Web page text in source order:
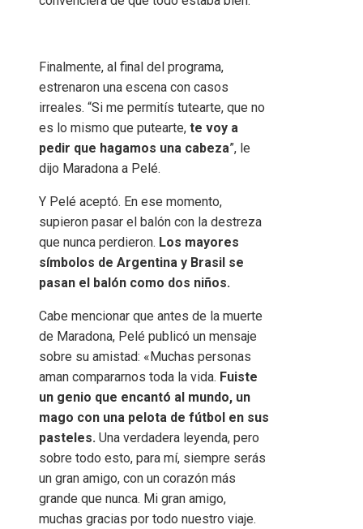
Finalmente, al final del programa,
estrenaron una escena con casos
irreales. “Si me permitís tutearte, que no
es lo mismo que putearte, te voy a
pedir que hagamos una cabeza”, le
dijo Maradona a Pelé.
Y Pelé aceptó. En ese momento,
supieron pasar el balón con la destreza
que nunca perdieron. Los mayores
símbolos de Argentina y Brasil se
pasan el balón como dos niños.
Cabe mencionar que antes de la muerte
de Maradona, Pelé publicó un mensaje
sobre su amistad: «Muchas personas
aman compararnos toda la vida. Fuiste
un genio que encantó al mundo, un
mago con una pelota de fútbol en sus
pasteles. Una verdadera leyenda, pero
sobre todo esto, para mí, siempre serás
un gran amigo, con un corazón más
grande que nunca. Mi gran amigo,
muchas gracias por todo nuestro viaje.